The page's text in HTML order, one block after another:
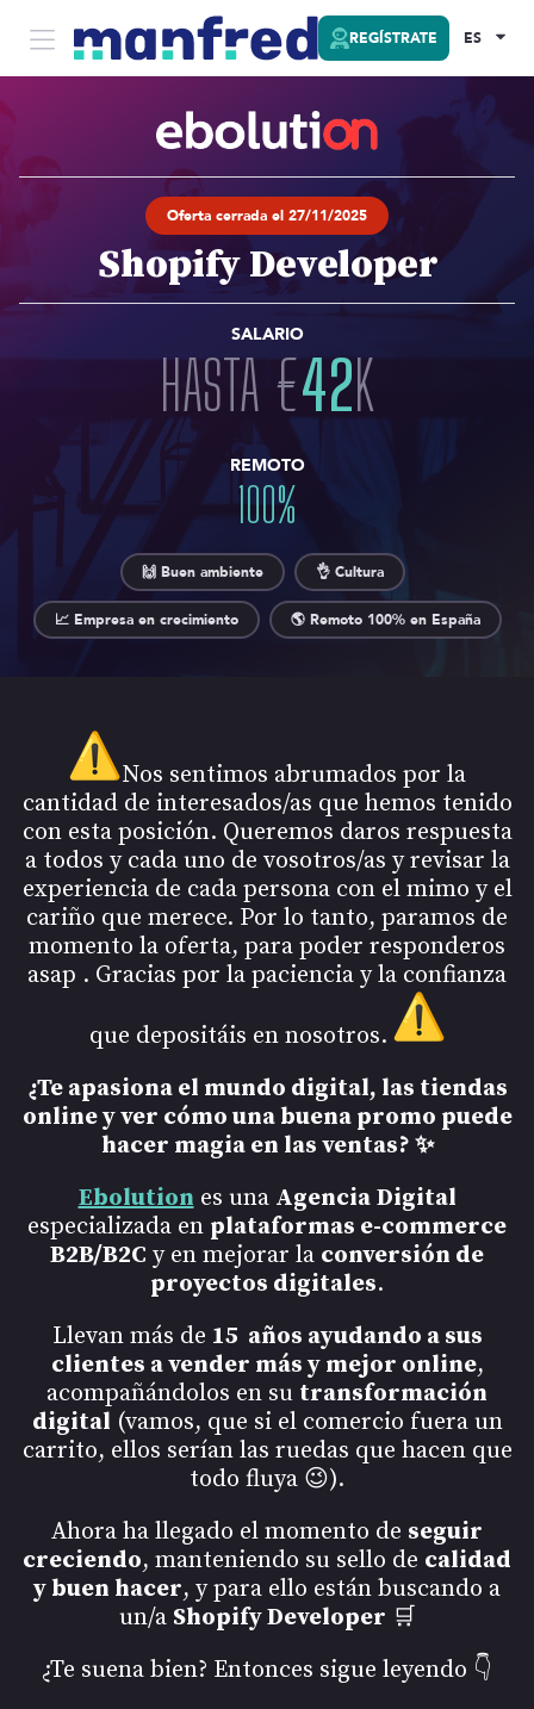
REGÍSTRATE ES
Oferta cerrada el 27/11/2025
Shopify Developer
SALARIO
HASTA €42K
REMOTO
100%
🙌 Buen ambiente 👌 Cultura
📈 Empresa en crecimiento 🌎 Remoto 100% en España
Nos sentimos abrumados por la
cantidad de interesados/as que hemos tenido
con esta posición. Queremos daros respuesta
a todos y cada uno de vosotros/as y revisar la
experiencia de cada persona con el mimo y el
cariño que merece. Por lo tanto, paramos de
momento la oferta, para poder responderos
asap . Gracias por la paciencia y la confianza
que depositáis en nosotros.
¿Te apasiona el mundo digital, las tiendas
online y ver cómo una buena promo puede
hacer magia en las ventas? ✨
Ebolutiones una Agencia Digital
especializada en plataformas e-commerce
B2B/B2C y en mejorar la conversión de
proyectos digitales.
Llevan más de 15 años ayudando a sus
clientes a vender más y mejor online,
acompañándolos en su transformación
digital (vamos, que si el comercio fuera un
carrito, ellos serían las ruedas que hacen que
todo fluya 😉).
Ahora ha llegado el momento de seguir
creciendo, manteniendo su sello de calidad
y buen hacer, y para ello están buscando a
un/a Shopify Developer 🛒
¿Te suena bien? Entonces sigue leyendo 👇